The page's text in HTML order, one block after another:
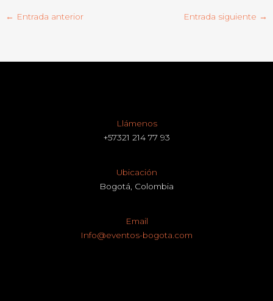
← Entrada anterior Entrada siguiente →
Llámenos
+57321 214 77 93
Ubicación
Bogotá, Colombia
Email
Info@eventos-bogota.com